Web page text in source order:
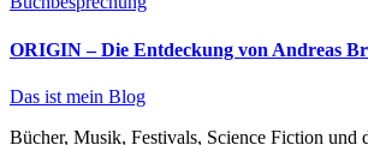
ORIGIN – Die Entdeckung von Andreas
Das ist mein Blog
Bücher, Musik, Festivals, Science Fiction und